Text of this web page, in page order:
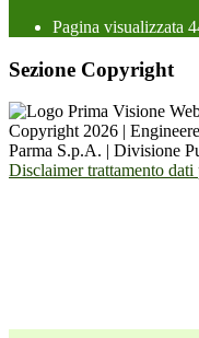
Pagina visualizzata
Sezione Copyright
Copyright 2026 |
Parma S.p.A. | Divisione
Disclaimer trattamento dati